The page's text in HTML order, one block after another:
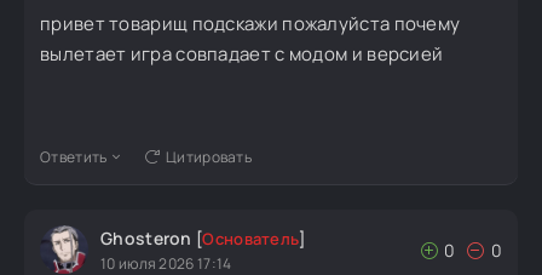
привет товарищ подскажи пожалуйста почему
вылетает игра совпадает с модом и версией
Ответить Цитировать
Ghosteron [Основатель]
10 июля 2026 17:14
0 0